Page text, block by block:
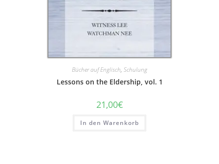
Bücher auf Englisch, Schulung
Lessons on the Eldership, vol. 1
21,00€
In den Warenkorb